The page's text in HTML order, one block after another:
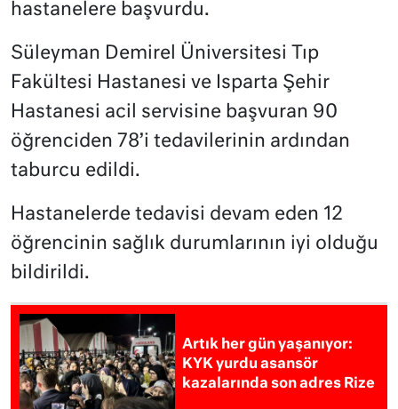
hastanelere başvurdu.
Süleyman Demirel Üniversitesi Tıp
Fakültesi Hastanesi ve Isparta Şehir
Hastanesi acil servisine başvuran 90
öğrenciden 78’i tedavilerinin ardından
taburcu edildi.
Hastanelerde tedavisi devam eden 12
öğrencinin sağlık durumlarının iyi olduğu
bildirildi.
Artık her gün yaşanıyor:
KYK yurdu asansör
kazalarında son adres Rize